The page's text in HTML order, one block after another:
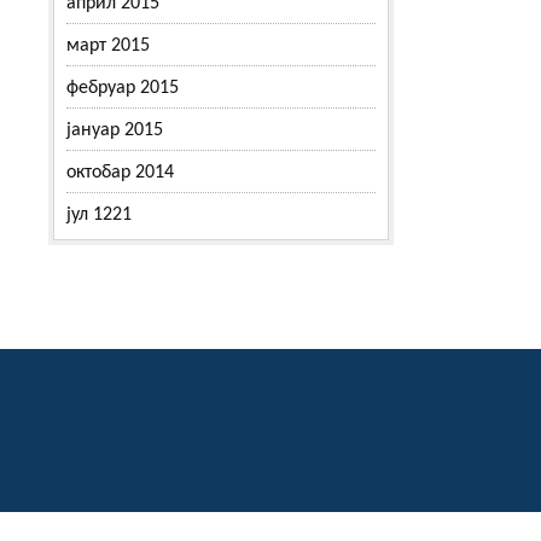
март 2015
фебруар 2015
јануар 2015
октобар 2014
јул 1221